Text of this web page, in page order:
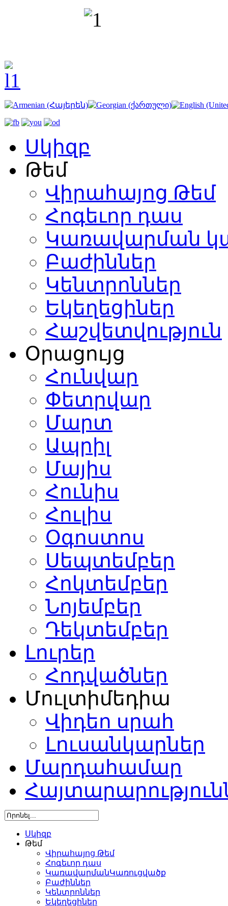
Սկիզբ
Թեմ
Վիրահայոց Թեմ
Հոգեւոր դաս
Կառավարման
Բաժիններ
Կենտրոններ
Եկեղեցիներ
Հաշվետվություն
Օրացույց
Հունվար
Փետրվար
Մարտ
Ապրիլ
Մայիս
Հունիս
Հուլիս
Օգոստոս
Սեպտեմբեր
Հոկտեմբեր
Նոյեմբեր
Դեկտեմբեր
Լուրեր
Հոդվածներ
Մուլտիմեդիա
Վիդեո սրահ
Լուսանկարներ
Մարդահամար
Սկիզբ
Թեմ
Վիրահայոց Թեմ
Հոգեւոր դաս
ԿառավարմանԿառուցվածք
Բաժիններ
Կենտրոններ
Եկեղեցիներ